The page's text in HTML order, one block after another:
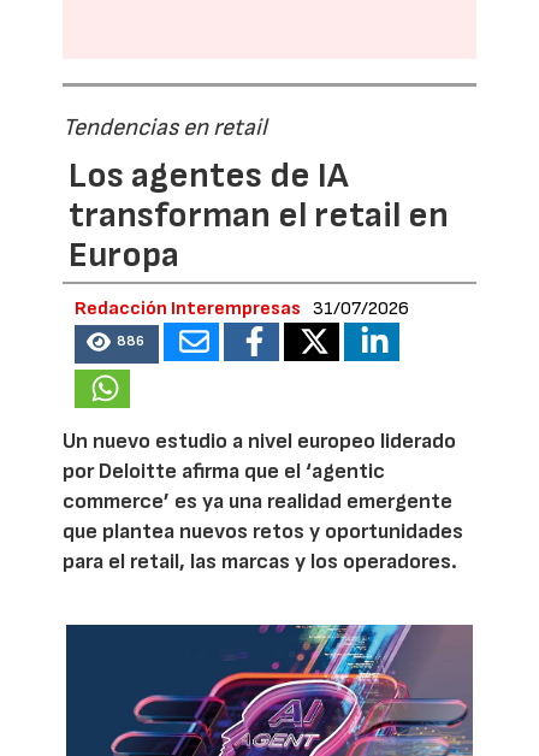
Tendencias en retail
Los agentes de IA
transforman el retail en
Europa
Redacción Interempresas 31/07/2026
886
Un nuevo estudio a nivel europeo liderado
por Deloitte afirma que el ‘agentic
commerce’ es ya una realidad emergente
que plantea nuevos retos y oportunidades
para el retail, las marcas y los operadores.